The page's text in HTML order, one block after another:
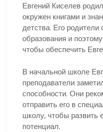
Евгений Киселев
окружен книгами и
детства. Его
образования и
чтобы обеспечить
В начальной школе
преподаватели
способности. Они
отправить его в
школу, чтобы развить
потенциал.